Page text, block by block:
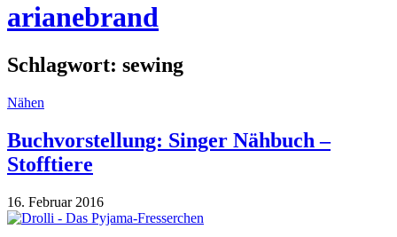
arianebrand
Schlagwort: sewing
Nähen
Buchvorstellung: Singer Nähbuch –
Stofftiere
16. Februar 2016